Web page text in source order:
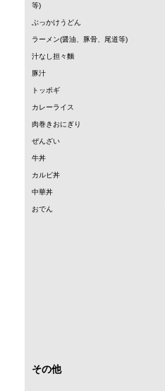
等)
ぶっかけうどん
ラーメン(醤油、豚骨、尾道等)
汁なし担々麵
豚汁
トッポギ
カレーライス
肉巻きおにぎり
ぜんざい
牛丼
カルビ丼
中華丼
おでん
その他